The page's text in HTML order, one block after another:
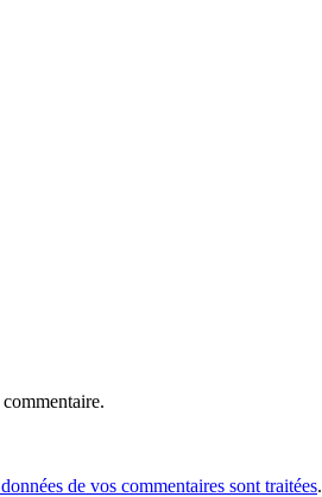
de vos commentaires sont traitées.